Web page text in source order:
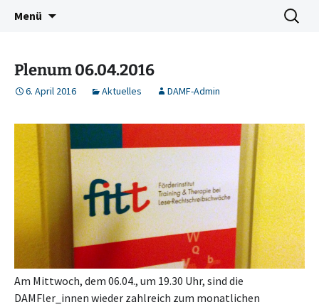
Damf Dresden
Deutschkurse Asyl Migration Flucht Dresden
Menü
Suchen
nach:
Plenum 06.04.2016
6. April 2016 Aktuelles DAMF-Admin
Am Mittwoch, dem 06.04., um 19.30 Uhr, sind die
DAMFler_innen wieder zahlreich zum monatlichen